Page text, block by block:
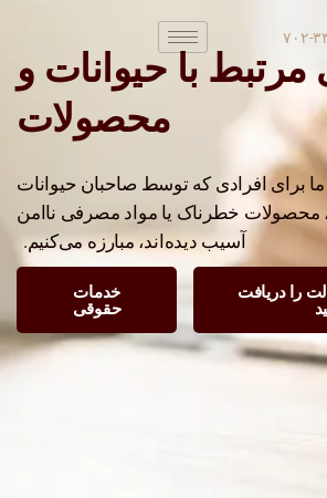
۳۴۳۰
با حیوانات و
محصولات
ما برای افرادی که توسط صاحبان حیوانات
محصولات خطرناک یا مواد مصرفی ناامن
آسیب دیده‌اند، مبارزه می‌کنیم.
را دریافت خدمات
حقوقی